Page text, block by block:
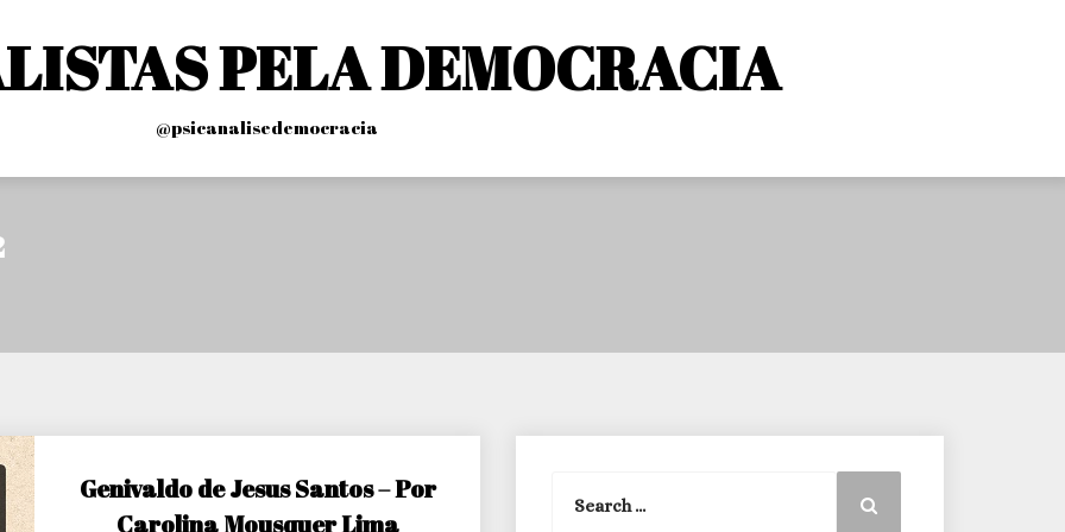
PELA DEMOCRACIA
@psicanalisedemocracia
Genivaldo de Jesus Santos – Por
Carolina Mousquer Lima
for:
Search